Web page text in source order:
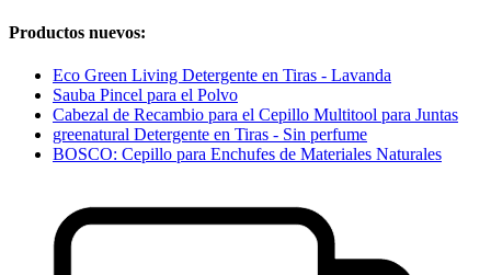
Productos nuevos:
Eco Green Living Detergente en Tiras - Lavanda
Sauba Pincel para el Polvo
Cabezal de Recambio para el Cepillo Multitool para Juntas
greenatural Detergente en Tiras - Sin perfume
BOSCO: Cepillo para Enchufes de Materiales Naturales